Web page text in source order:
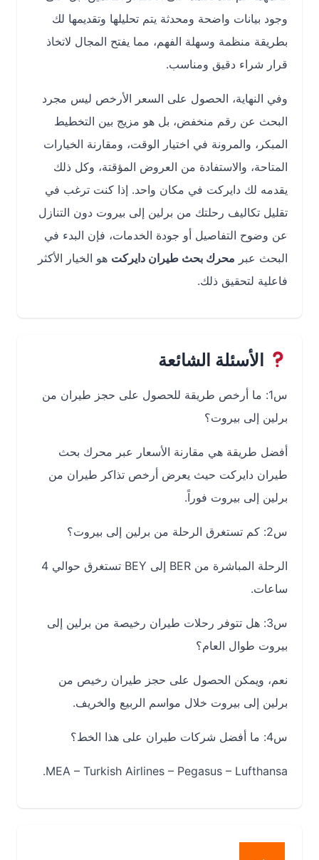
وجود بيانات واضحة ومحدثة يتم تحليلها وتقديمها لك
بطريقة منظمة وسهلة الفهم، مما يفتح المجال لاتخاذ
قرار شراء دقيق ومناسب.
وفي النهاية، الحصول على السعر الأرخص ليس مجرد
البحث عن رقم منخفض، بل هو مزيج بين التخطيط
المبكر، والمرونة في اختيار الوقت، ومقارنة الخيارات
المتاحة، والاستفادة من العروض المؤقتة، وكل ذلك
يقدمه لك دايركت في مكان واحد. إذا كنت ترغب في
تقليل تكاليف رحلتك من برلين إلى بيروت دون التنازل
عن وضوح التفاصيل أو جودة الخدمات، فإن البدء في
البحث عبرمحرك بحث طيران دايركتهو الخيار الأكثر
فاعلية لتحقيق ذلك.
الأسئلة الشائعة
س1: ما أرخص طريقة للحصول على حجز طيران من
برلين إلى بيروت؟
أفضل طريقة هي مقارنة الأسعار عبر محرك بحث
طيران دايركت حيث يعرض أرخص تذاكر طيران من
برلين إلى بيروت فوراً.
الرحلة المباشرة من BER إلى BEY تستغرق حوالي 4
ساعات.
س3: هل تتوفر رحلات طيران رخيصة من برلين إلى
بيروت طوال العام؟
نعم، ويمكن الحصول على حجز طيران رخيص من
برلين إلى بيروت خلال مواسم الربيع والخريف.
MEA – Turkish Airlines – Pegasus – Lufthansa.